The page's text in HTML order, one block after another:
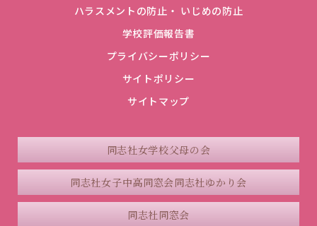
ハラスメントの防止・ いじめの防止
学校評価報告書
プライバシーポリシー
サイトポリシー
サイトマップ
同志社女学校父母の会
同志社女子中高同窓会同志社ゆかり会
同志社同窓会